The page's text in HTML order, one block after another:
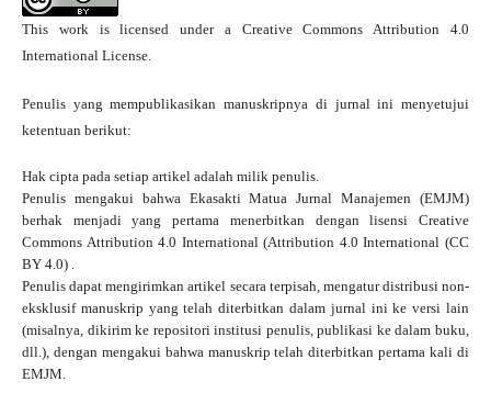
This work is licensed under a Creative Commons Attribution 4.0
International License.
Penulis yang mempublikasikan manuskripnya di jurnal ini menyetujui
ketentuan berikut:
Hak cipta pada setiap artikel adalah milik penulis.
Penulis mengakui bahwa Ekasakti Matua Jurnal Manajemen (EMJM)
berhak menjadi yang pertama menerbitkan denganlisensi Creative
Commons Attribution 4.0 International(Attribution 4.0 International (CC
BY 4.0) .
Penulis dapat mengirimkan artikel secara terpisah, mengatur distribusi non-
eksklusif manuskrip yang telah diterbitkan dalam jurnal ini ke versi lain
(misalnya, dikirim ke repositori institusi penulis, publikasi ke dalam buku,
dll.), dengan mengakui bahwa manuskrip telah diterbitkan pertama kali di
EMJM.